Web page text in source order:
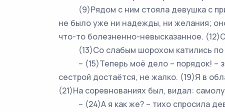
(9)Рядом с ним стояла девушка с
не было уже ни надежды, ни желания;
что-то болезненно-невысказанное.
(13)Со слабым шорохом катились по
– (15)Теперь моё дело – порядок! –
сестрой достаётся, не жалко. (19)Я в
(21)На соревнованиях был, видал:
– (24)А я как же? – тихо спросила